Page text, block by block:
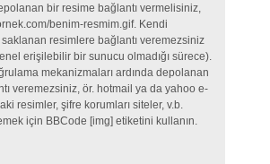
bir resime bağlantı vermelisiniz,
benim-resmim.gif. Kendi
saklanan resimlere bağlantı veremezsiniz
erişilebilir bir sunucu olmadığı sürece).
mekanizmaları ardında depolanan
veremezsiniz, ör. hotmail ya da yahoo e-
resimler, şifre korumları siteler, v.b.
için BBCode [img] etiketini kullanın.